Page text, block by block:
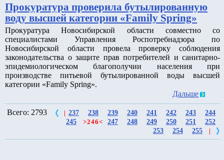
Прокуратура проверила бутылированную
воду высшей категории «Family Spring»
Прокуратура Новосибирской области совместно со
специалистами Управления Роспотребнадзора по
Новосибирской области провела проверку соблюдения
законодательства о защите прав потребителей и санитарно-
эпидемиологическом благополучии населения при
производстве питьевой бутылированной воды высшей
категории «Family Spring».
Дальше
Всего: 2793 237 238 239 240 241 242 243
244
245
>246< 247 248 249 250 251
252
253
254 255